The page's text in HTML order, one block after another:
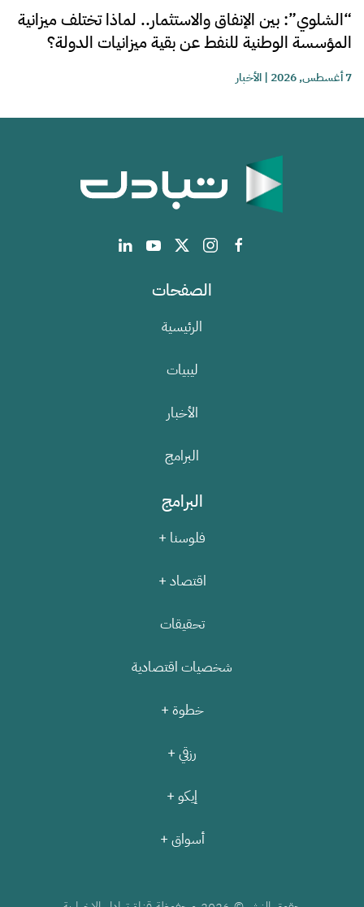
“الشلوي”: بين الإنفاق والاستثمار.. لماذا تختلف ميزانية
المؤسسة الوطنية للنفط عن بقية ميزانيات الدولة؟
7 أغسطس, 2026 |الأخبار
الصفحات
الرئيسية
ليبيات
الأخبار
البرامج
البرامج
فلوسنا +
اقتصاد +
تحقيقات
شخصيات اقتصادية
خطوة +
رزقي +
إيكو +
أسواق +